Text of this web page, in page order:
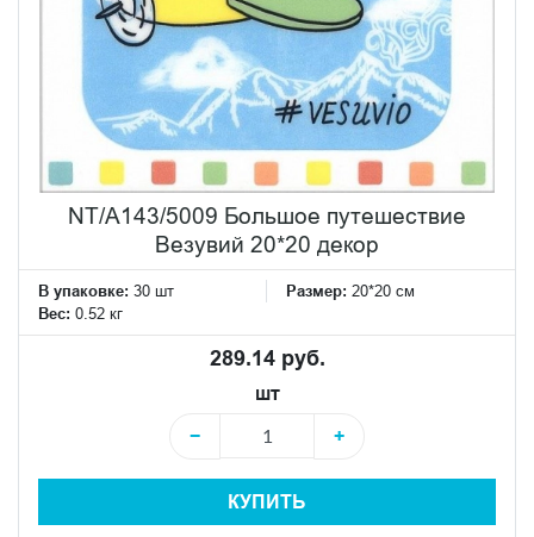
NT/A143/5009 Большое путешествие
Везувий 20*20 декор
В упаковке: 30 шт Размер: 20*20 см
Вес: 0.52 кг
289.14 руб.
шт
−
+
КУПИТЬ